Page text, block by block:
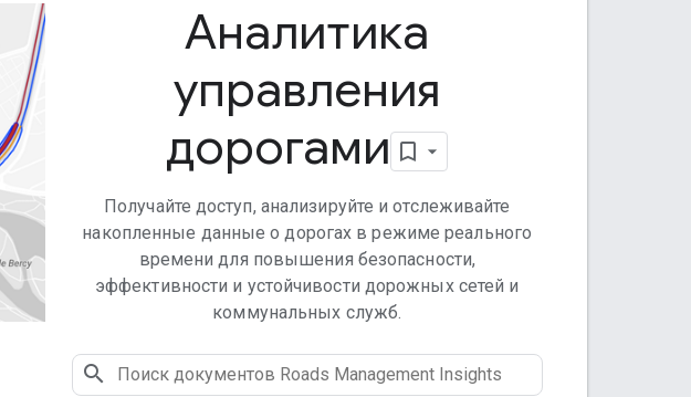
Аналитика
управления
дорогами
Получайте доступ, анализируйте и отслеживайте
накопленные данные о дорогах в режиме реального
времени для повышения безопасности,
эффективности и устойчивости дорожных сетей и
коммунальных служб.